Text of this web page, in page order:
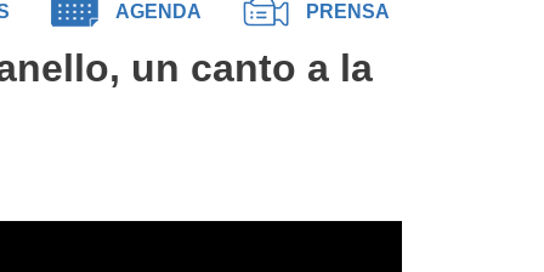
AGENDA PRENSA
un canto a la